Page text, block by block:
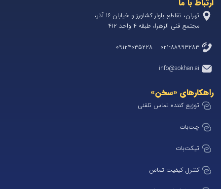
ارتباط با ما
تهران، تقاطع بلوار کشاورز و خیابان 1۶ آذر،
مجتمع فنی الزهرا، طبقه ۴ واحد ۴۱۲
۰۲۱-۸۸۹۹۳۲۸۳ ۰۹۱۲۴۰۳۵۲۲۸
info@sokhan.ai
راهکارهای «سخن»
توزیع کننده تماس تلفنی
چت‌بات
تیکت‌بات
کنترل کیفیت تماس